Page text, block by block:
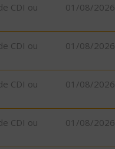
CDI ou
01/08/2026
CDI ou
01/08/2026
CDI ou
01/08/2026
CDI ou
01/08/2026